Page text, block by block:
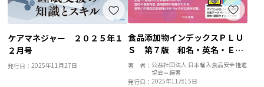
ケアマネジャー ２０２５年１
２月号
発行日：2025年11月27日
食品添加物インデックスＰＬＵ
Ｓ 第７版 和名・英名・ＥＮ
ｏ．検索便覧
著 者： 公益社団法人 日本輸入食品安全推進
協会＝編著
発行日： 2025年11月15日